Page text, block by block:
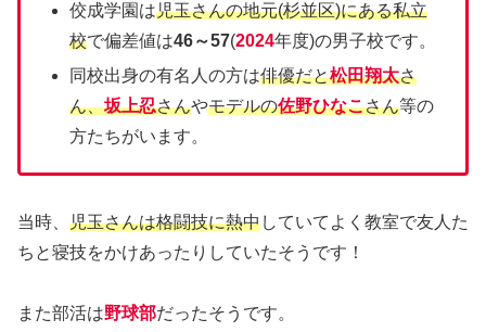
佼成学園は児玉さんの地元(杉並区)にある私立
校で偏差値は46～57(2024年度)の男子校です。
同校出身の有名人の方は俳優だと松田翔太さ
ん、坂上忍さんやモデルの佐野ひなこさん等の
方たちがいます。
当時、 児玉さんは格闘技に熱中していてよく教室で友人た
ちと寝技をかけあったりしていたそうです！
また部活は野球部だったそうです。